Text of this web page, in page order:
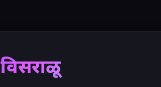
विसराळू